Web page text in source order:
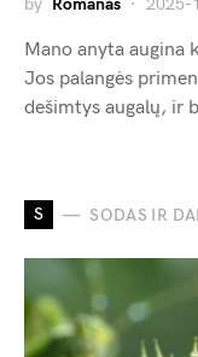
by Romanas 2025-
Mano anyta augina
Jos palangės
dešimtys augalų, ir
S SODAS IR